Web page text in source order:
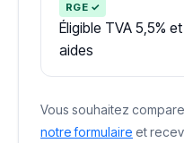
RGE ✓
Éligible TVA 5,5% et
aides
Vous souhaitez
notre formulaire et